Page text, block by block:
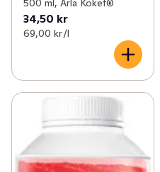
500 ml, Arla Köket®
34,50 kr
69,00 kr /l